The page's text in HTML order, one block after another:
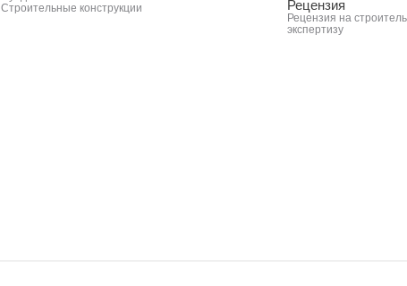
Строительные конструкции
Рецензия
Рецензия на
экспертизу